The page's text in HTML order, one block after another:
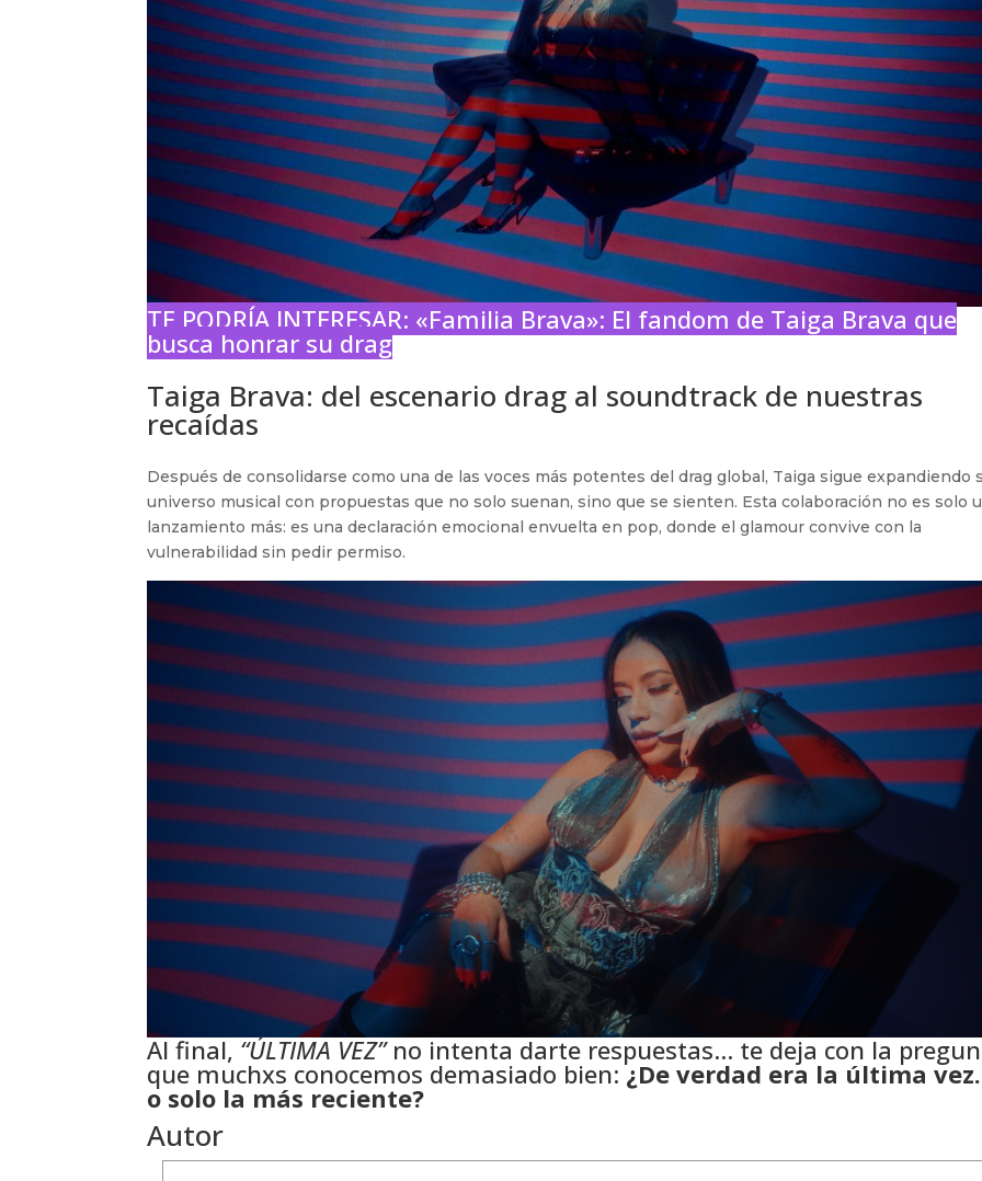
TE PODRÍA INTERESAR: «Familia Brava»: El fandom de Taiga Brava que
busca honrar su drag
Taiga Brava: del escenario drag al soundtrack de nuestras
recaídas
Después de consolidarse como una de las voces más potentes del drag global, Taiga sigue expandiendo
universo musical con propuestas que no solo suenan, sino que se sienten. Esta colaboración no es solo
lanzamiento más: es una declaración emocional envuelta en pop, donde el glamour convive con la
vulnerabilidad sin pedir permiso.
Al final, “ÚLTIMA VEZ”no intenta darte respuestas… te deja con la
que muchxs conocemos demasiado bien: ¿De verdad era la última
o solo la más reciente?
Autor